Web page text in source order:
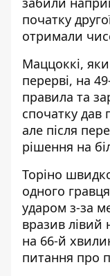
початку
отримали
Маццоккі,
перерві, на
правила та
спочатку дав
але після
рішення на
Торіно
одного
ударом з-за
вразив лівий
на 66-й
питання про